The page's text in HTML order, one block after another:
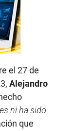
el 27 de
Alejandro
ni ha sido
que